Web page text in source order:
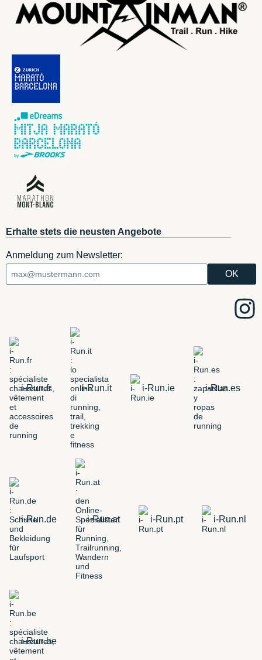
Erhalte stets die neusten Angebote
Anmeldung zum Newsletter:
i-Run.fr i-Run.it i-Run.ie i-Run.es
i-Run.de i-Run.at i-Run.pt i-Run.nl
i-Run.be